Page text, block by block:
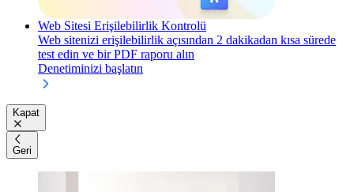
Web Sitesi Erişilebilirlik Kontrolü
Web sitenizi erişilebilirlik açısından 2 dakikadan kısa sürede
test edin ve bir PDF raporu alın
Denetiminizi başlatın
Kapat
Geri